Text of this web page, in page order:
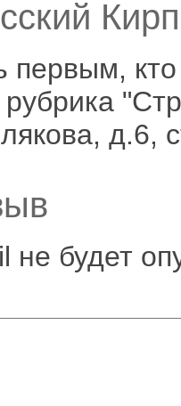
д.6,
будет